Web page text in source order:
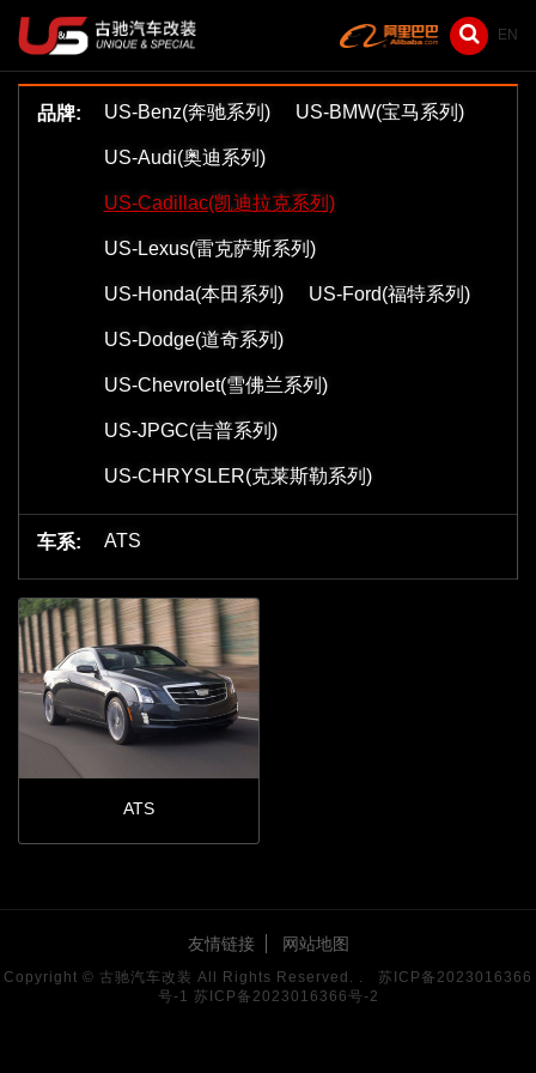
EN
品牌: US-Benz(奔驰系列) US-BMW(宝马系列)
US-Audi(奥迪系列)
US-Cadillac(凯迪拉克系列)
US-Lexus(雷克萨斯系列)
US-Honda(本田系列) US-Ford(福特系列)
US-Dodge(道奇系列)
US-Chevrolet(雪佛兰系列)
US-JPGC(吉普系列)
US-CHRYSLER(克莱斯勒系列)
车系: ATS
ATS
友情链接
古驰官网
网站地图
Copyright © 古驰汽车改装 All Rights Reserved. .
苏ICP备2023016366
号-1 苏ICP备2023016366号-2